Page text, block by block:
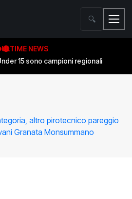
🔍
ULTIME NEWS
15 sono campioni regionali
altro pirotecnico pareggio
Granata Monsummano